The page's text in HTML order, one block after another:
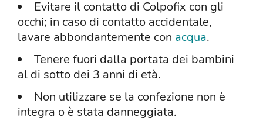
Evitare il contatto di Colpofix con gli
occhi; in caso di contatto accidentale,
lavare abbondantemente con acqua.
Tenere fuori dalla portata dei bambini
al di sotto dei 3 anni di età.
Non utilizzare se la confezione non è
integra o è stata danneggiata.